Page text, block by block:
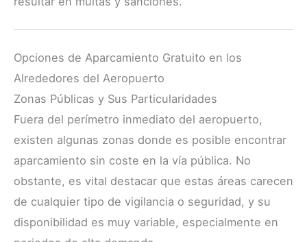
Opciones de Aparcamiento Gratuito en los
Alrededores del Aeropuerto
Zonas Públicas y Sus Particularidades
Fuera del perímetro inmediato del aeropuerto,
existen algunas zonas donde es posible encontrar
aparcamiento sin coste en la vía pública. No
obstante, es vital destacar que estas áreas carecen
de cualquier tipo de vigilancia o seguridad, y su
disponibilidad es muy variable, especialmente en